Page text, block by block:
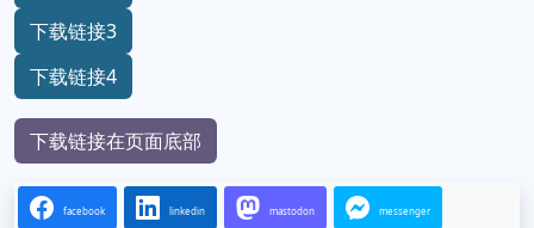
下载链接3
下载链接4
下载链接在页面底部
facebook linkedin mastodon messenger